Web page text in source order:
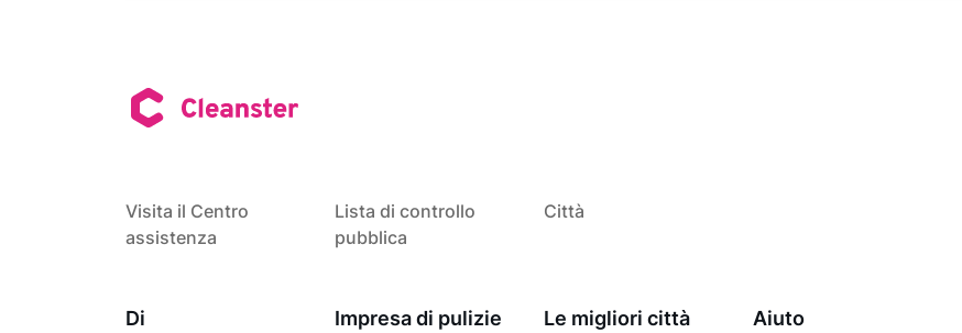
Visita il Centro
assistenza
Lista di controllo
pubblica
Città
Di Impresa di pulizie Le migliori città Aiuto